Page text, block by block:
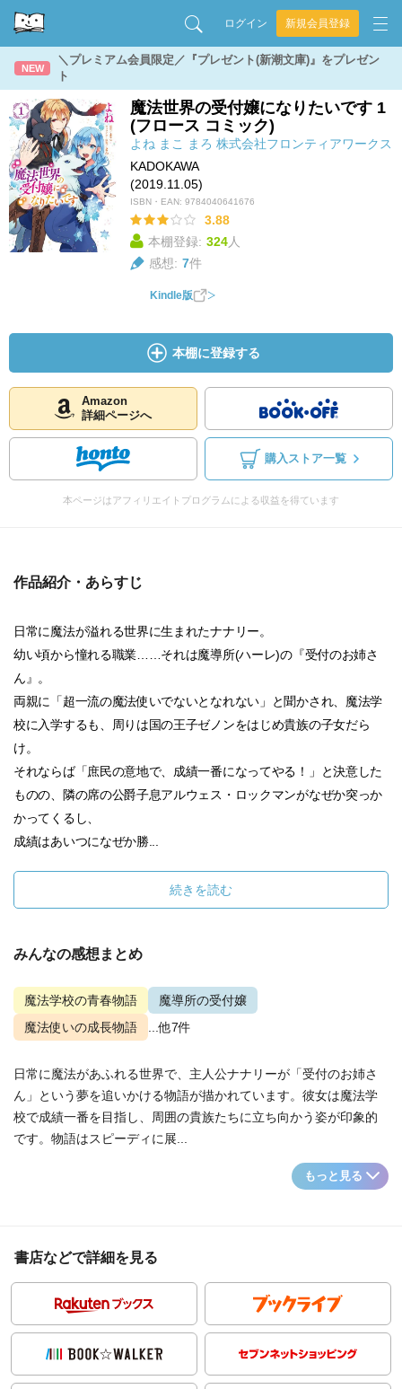
ログイン 新規会員登録
NEW
＼プレミアム会員限定／『プレゼント(新潮文庫)』をプレゼン
ト
魔法世界の受付嬢になりたいです 1
(フロース コミック)
よね まこ まろ 株式会社フロンティアワークス
KADOKAWA
(2019.11.05)
ISBN・EAN: 9784040641676
3.88
本棚登録: 324人
感想: 7件
Kindle版
本棚に登録する
Amazon
詳細ページへ
購入ストア一覧
本ページはアフィリエイトプログラムによる収益を得ています
作品紹介・あらすじ
日常に魔法が溢れる世界に生まれたナナリー。
幼い頃から憧れる職業……それは魔導所(ハーレ)の『受付のお姉さ
ん』。
両親に「超一流の魔法使いでないとなれない」と聞かされ、魔法学
校に入学するも、周りは国の王子ゼノンをはじめ貴族の子女だら
け。
それならば「庶民の意地で、成績一番になってやる！」と決意した
ものの、隣の席の公爵子息アルウェス・ロックマンがなぜか突っか
かってくるし、
成績はあいつになぜか勝...
続きを読む
みんなの感想まとめ
魔法学校の青春物語
魔導所の受付嬢
魔法使いの成長物語
...他7件
日常に魔法があふれる世界で、主人公ナナリーが「受付のお姉さ
ん」という夢を追いかける物語が描かれています。彼女は魔法学
校で成績一番を目指し、周囲の貴族たちに立ち向かう姿が印象的
です。物語はスピーディに展...
もっと見る
書店などで詳細を見る